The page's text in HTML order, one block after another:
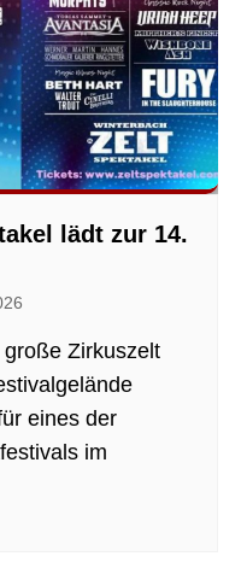
lädt zur 14.
Zirkuszelt
eines der
im